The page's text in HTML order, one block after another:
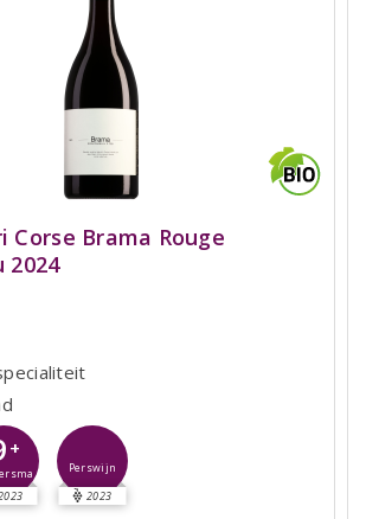
Corse Brama Rouge
2024
+
2023
Perswijn
2023